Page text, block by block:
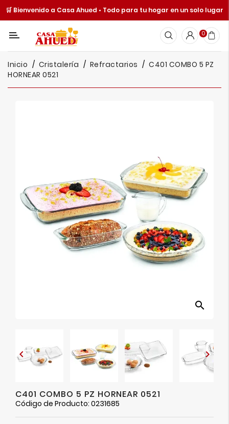
🛒 Bienvenido a Casa Ahued • Todo para tu hogar en un solo lugar
Categoría
Cocina
Y
Mesa
Ofertas
Catálogos
0
Inicio Cristalería Refractarios
C401 COMBO 5 PZ
HORNEAR 0521
search
 
C401 COMBO 5 PZ HORNEAR 0521
Código de Producto: 0231685